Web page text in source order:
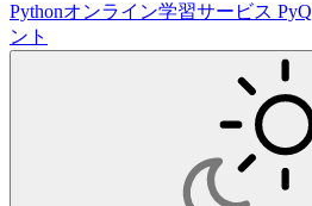
Pythonオンライン学習サービス
ント